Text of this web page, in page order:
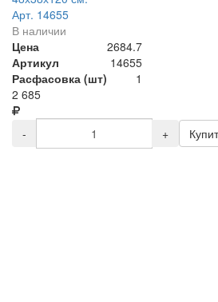
Арт. 14655
В наличии
Цена
2684.7
Артикул
14655
Расфасовка (шт)
1
2 685
- +